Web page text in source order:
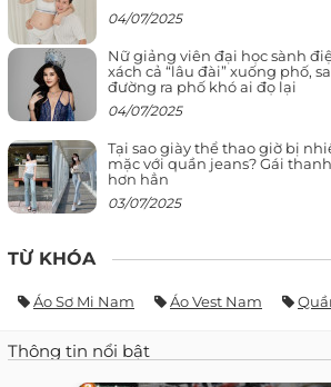
04/07/2025
Nữ giảng viên đại học sành
xách cả “lâu đài” xuống phố,
đường ra phố khó ai đọ lại
04/07/2025
Tại sao giày thể thao giờ bị
mặc với quần jeans? Gái
hơn hẳn
03/07/2025
TỪ KHÓA
Áo Sơ Mi Nam Áo Vest Nam
Thông tin nổi bật